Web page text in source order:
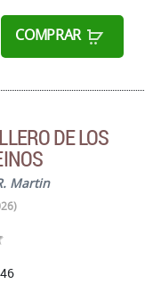
COMPRAR
DE LOS
Martin